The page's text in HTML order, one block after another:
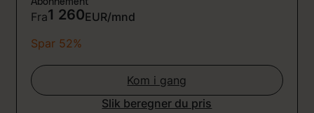
Abonnement
Fra1 260EUR/mnd
Spar 52%
Kom i gang
Slik beregner du pris